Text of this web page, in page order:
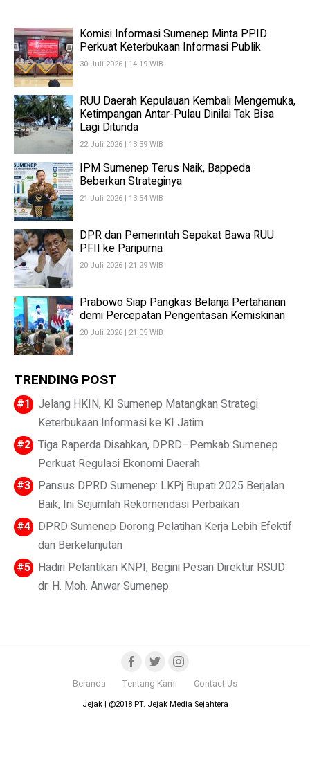
Komisi Informasi Sumenep Minta PPID
Perkuat Keterbukaan Informasi Publik
30 Juli 2026 | 14:19 WIB
RUU Daerah Kepulauan Kembali Mengemuka,
Ketimpangan Antar-Pulau Dinilai Tak Bisa
Lagi Ditunda
22 Juli 2026 | 13:39 WIB
IPM Sumenep Terus Naik, Bappeda
Beberkan Strateginya
21 Juli 2026 | 13:54 WIB
DPR dan Pemerintah Sepakat Bawa RUU
PFII ke Paripurna
20 Juli 2026 | 21:29 WIB
Prabowo Siap Pangkas Belanja Pertahanan
demi Percepatan Pengentasan Kemiskinan
20 Juli 2026 | 21:05 WIB
TRENDING POST
Jelang HKIN, KI Sumenep Matangkan Strategi
Keterbukaan Informasi ke KI Jatim
Tiga Raperda Disahkan, DPRD–Pemkab Sumenep
Perkuat Regulasi Ekonomi Daerah
Pansus DPRD Sumenep: LKPj Bupati 2025 Berjalan
Baik, Ini Sejumlah Rekomendasi Perbaikan
DPRD Sumenep Dorong Pelatihan Kerja Lebih Efektif
dan Berkelanjutan
Hadiri Pelantikan KNPI, Begini Pesan Direktur RSUD
dr. H. Moh. Anwar Sumenep
Beranda Tentang Kami Contact Us
Jejak | @2018 PT. Jejak Media Sejahtera